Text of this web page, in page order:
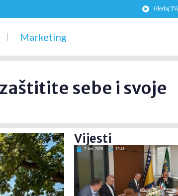
Gledaj TV
Marketing
sebe i svoje
Vijesti
7. kol. 2026 12:41